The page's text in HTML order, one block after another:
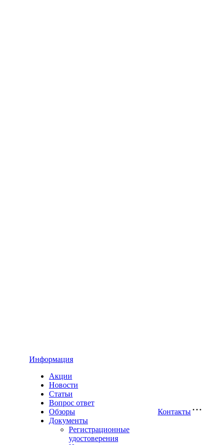
Информация
Акции
Новости
Статьи
Вопрос ответ
Обзоры
Документы
Регистрационные
удостоверения
Контакты